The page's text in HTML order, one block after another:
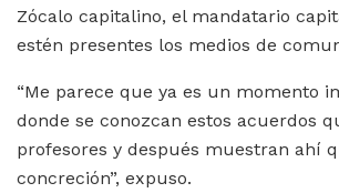
Zócalo capitalino, el mandatario
estén presentes los medios de
“Me parece que ya es un momento
donde se conozcan estos acuerdos
profesores y después muestran ahí
concreción”, expuso.